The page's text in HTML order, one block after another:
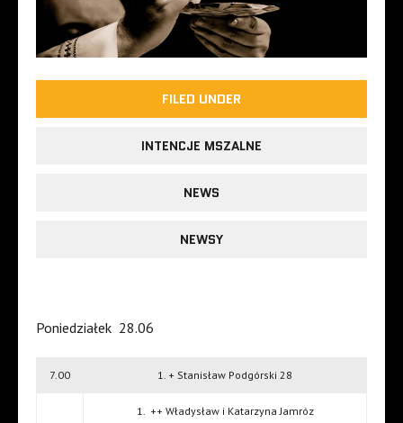
FILED UNDER
INTENCJE MSZALNE
NEWS
NEWSY
Poniedziałek 28.06
7.00 1. + Stanisław Podgórski 28
1. ++ Władysław i Katarzyna Jamróz